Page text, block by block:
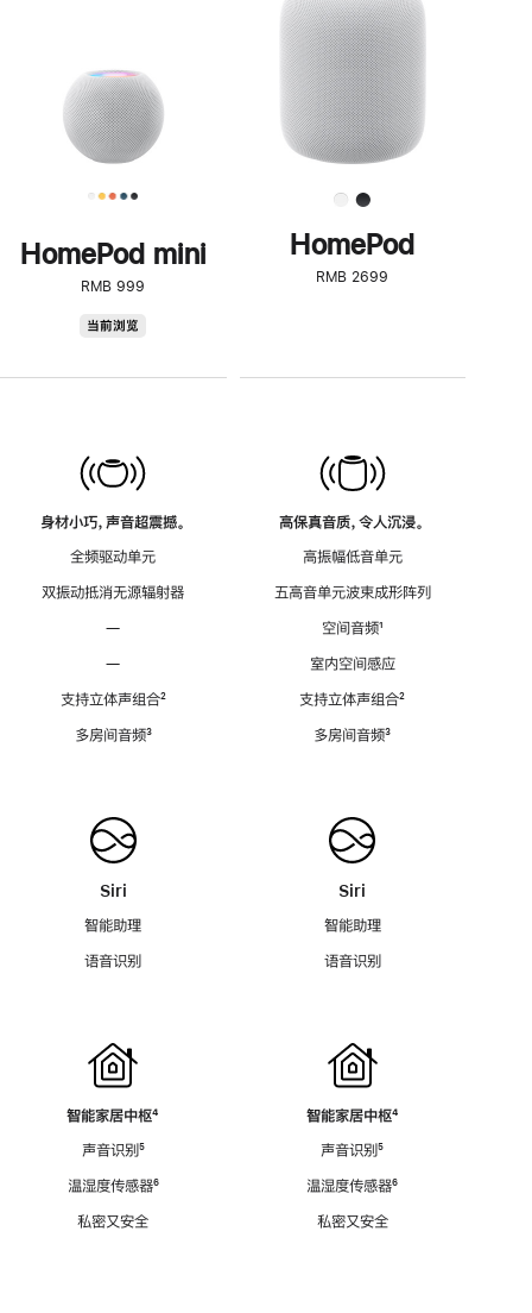
HomePod mini
RMB 999
当前浏览
身材小巧，声音超震撼。
全频驱动单元
双振动抵消无源辐射器
—
—
支持立体声组合脚
²
多房间音频脚
³
Siri
智能助理
语音识别
智能家居中枢脚
⁴
声音识别脚
⁵
温湿度传感器脚
⁶
私密又安全
了
解
HomePod<
HomePod
RMB 2699
高保真音质，令人沉浸。
高振幅低音单元
五高音单元波束成形阵列
空间音频脚
¹
室内空间感应
支持立体声组合脚
²
多房间音频脚
³
Siri
智能助理
语音识别
智能家居中枢脚
⁴
声音识别脚
⁵
温湿度传感器脚
⁶
私密又安全